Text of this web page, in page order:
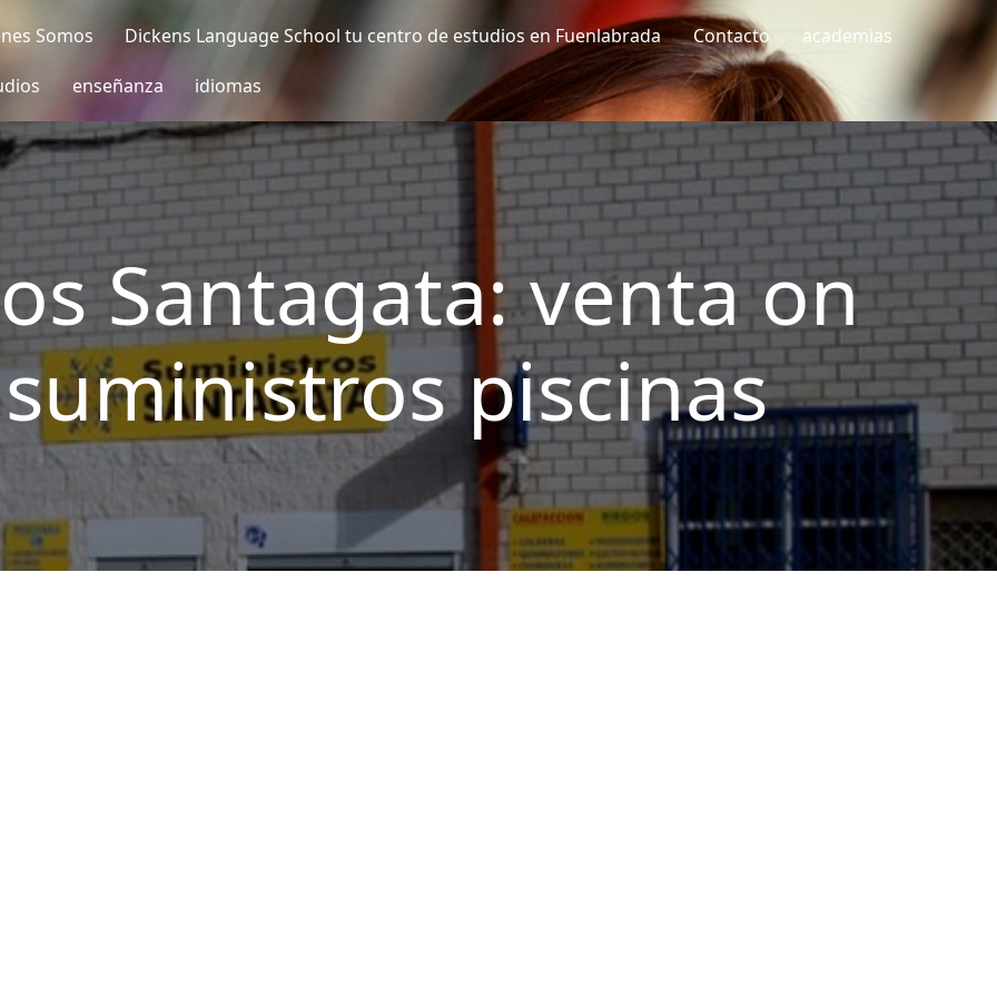
Somos Dickens Language School tu centro de estudios en Fuenlabrada Contacto academias
enseñanza idiomas
Santagata: venta on
piscinas